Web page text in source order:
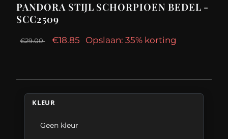
PANDORA STIJL SCHORPIOEN BEDEL -
SCC2509
€29.00 €18.85 Opslaan: 35% korting
KLEUR
Geen kleur